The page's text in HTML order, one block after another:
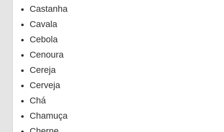
Castanha
Cavala
Cebola
Cenoura
Cereja
Cerveja
Chá
Chamuça